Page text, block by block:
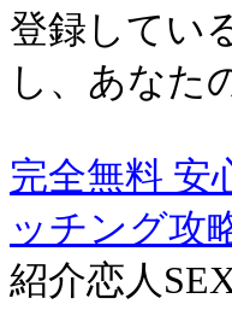
登録してい
し、あなた
完全無料 安
ッチング攻
紹介恋人